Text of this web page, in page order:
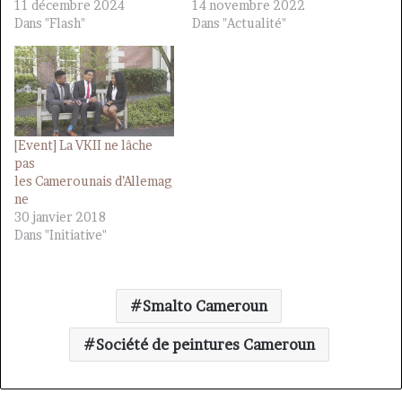
11 décembre 2024
Dans "Flash"
14 novembre 2022
Dans "Actualité"
[Event] La VKII ne lâche
pas
les Camerounais d’Allemag
ne
30 janvier 2018
Dans "Initiative"
Smalto Cameroun
Société de peintures Cameroun